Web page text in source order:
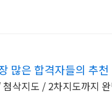
많은 합격자들의 추천
삭지도 / 2차지도까지